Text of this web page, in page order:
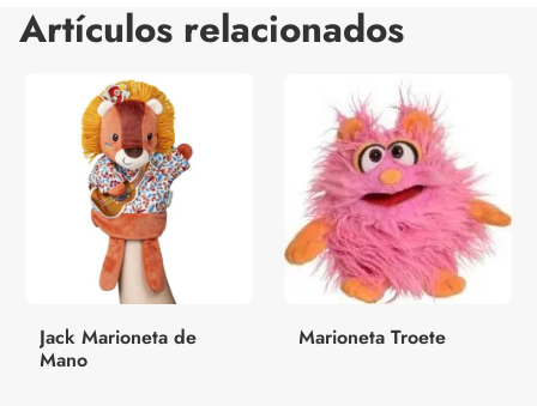
Artículos relacionados
Jack Marioneta de
Mano
Marioneta Troete